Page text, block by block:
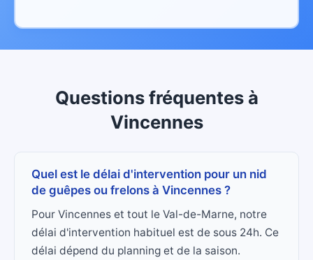
Questions fréquentes à
Vincennes
Quel est le délai d'intervention pour un nid
de guêpes ou frelons à Vincennes ?
Pour Vincennes et tout le Val-de-Marne, notre
délai d'intervention habituel est de sous 24h. Ce
délai dépend du planning et de la saison.